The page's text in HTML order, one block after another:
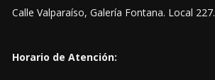
Calle Valparaíso, Galería Fontana. Local 227.
Horario de Atención: